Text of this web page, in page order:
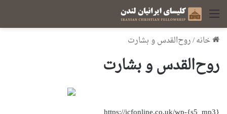
منو
خانه/روح‌القدس و بشارت
روح‌القدس و بشارت